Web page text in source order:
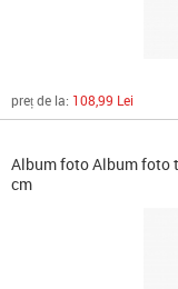
preț de la: 108,99 Lei
Album foto Album foto
cm